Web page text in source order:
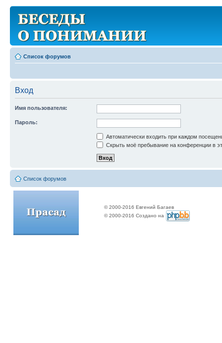
Список форумов
Вход
Имя пользователя:
Пароль:
Автоматически входить при каждом
Скрыть моё пребывание на конференции в
Список форумов
© 2000-2016 Евгений Багаев
© 2000-2016 Создано на